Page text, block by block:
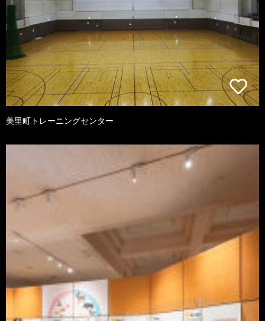
美里町トレーニングセンター